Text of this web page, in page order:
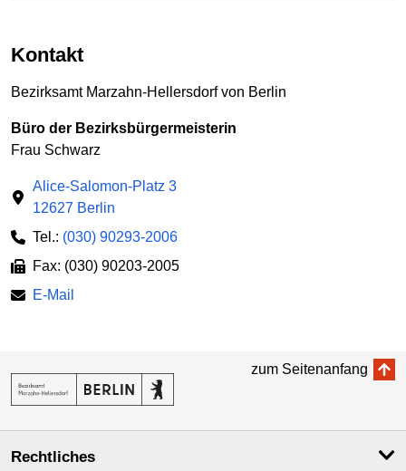
Kontakt
Bezirksamt Marzahn-Hellersdorf von Berlin
Büro der Bezirksbürgermeisterin
Frau Schwarz
Alice-Salomon-Platz 3
12627 Berlin
Tel.: (030) 90293-2006
Fax: (030) 90203-2005
E-Mail
zum Seitenanfang
Rechtliches